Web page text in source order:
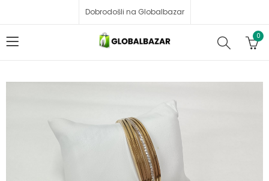
Dobrodošli na Globalbazar
0